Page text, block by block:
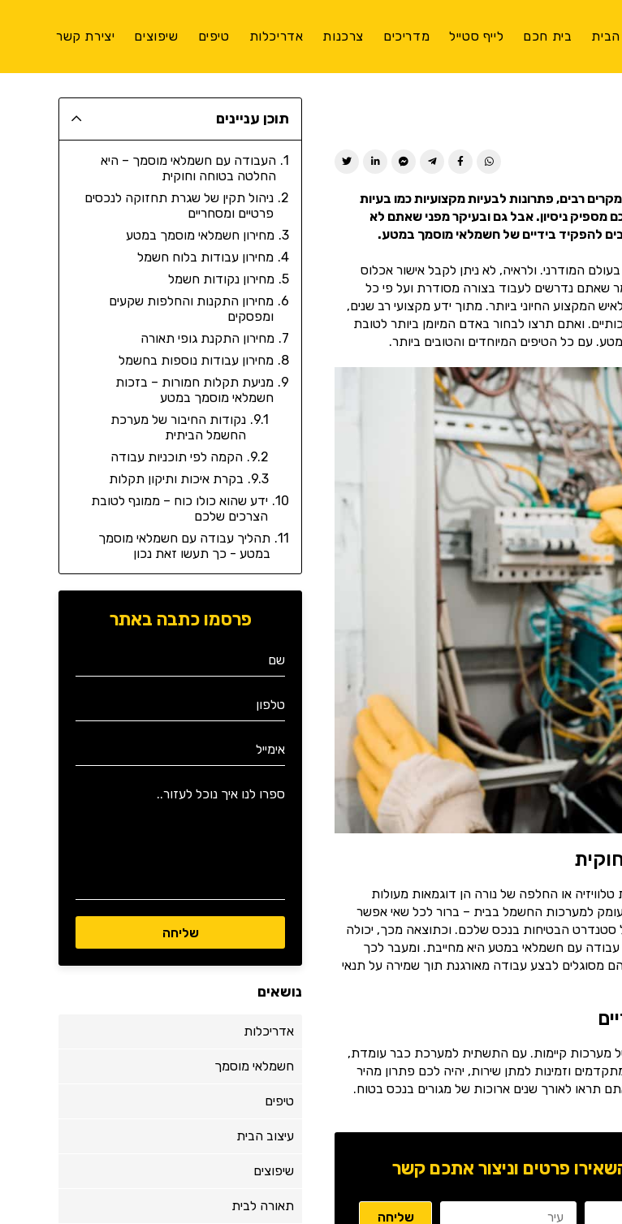
הבית בית חכם לייף סטייל מדריכים צרכנות אדריכלות טיפים שיפוצים יצירת קשר
רבים, פתרונות לבעיות מקצועיות כמו בעיות
ניסיון. אבל גם ובעיקר מפני שאתם לא
להפקיד בידיים של חשמלאי מוסמך במטע.
המודרני. ולראיה, לא ניתן לקבל אישור אכלוס
נדרשים לעבוד בצורה מסודרת ועל פי כל
החיוני ביותר. מתוך ידע מקצועי רב שנים,
ואתם תרצו לבחור באדם המיומן ביותר לטובת
עם כל הטיפים המיוחדים והטובים ביותר.
או החלפה של נורה הן דוגמאות מעולות
למערכות החשמל בבית – ברור לכל שאי אפשר
הבטיחות בנכס שלכם. וכתוצאה מכך, יכולה
עבודה עם חשמלאי במטע היא מחייבת. ומעבר לכך
מסוגלים לבצע עבודה מאורגנת תוך שמירה על תנאי
מערכות קיימות. עם התשתית למערכת כבר עומדת,
וזמינות למתן שירות, יהיה לכם פתרון מהיר
תראו לאורך שנים ארוכות של מגורים בנכס בטוח.
פרטים וניצור אתכם קשר
תוכן עניינים
העבודה עם חשמלאי מוסמך – היא
החלטה בטוחה וחוקית
ניהול תקין של שגרת תחזוקה לנכסים
פרטיים ומסחריים
מחירון חשמלאי מוסמך במטע
מחירון עבודות בלוח חשמל
מחירון נקודות חשמל
מחירון התקנות והחלפות שקעים
ומפסקים
מחירון התקנת גופי תאורה
מחירון עבודות נוספות בחשמל
מניעת תקלות חמורות – בזכות
חשמלאי מוסמך במטע
נקודות החיבור של מערכת
החשמל הביתית
הקמה לפי תוכניות עבודה
בקרת איכות ותיקון תקלות
ידע שהוא כולו כוח – ממונף לטובת
הצרכים שלכם
תהליך עבודה עם חשמלאי מוסמך
במטע - כך תעשו זאת נכון
פרסמו כתבה באתר
נושאים
אדריכלות
חשמלאי מוסמך
טיפים
עיצוב הבית
שיפוצים
תאורה לבית